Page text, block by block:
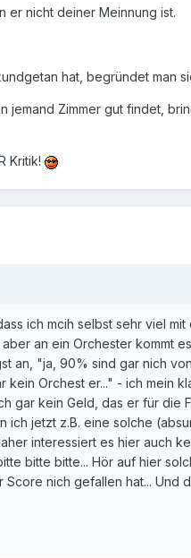
er nicht deiner Meinnung ist.
hat, begründet man
Zimmer gut findet,
Kritik!
ich mcih selbst sehr viel
an ein Orchester kommt
an, "ja, 90% sind gar nich
kein Orchest er..." - ich mein
gar kein Geld, das er für die
ich jetzt z.B. eine solche
interessiert es hier auch
bitte bitte... Hör auf hier
nich gefallen hat... Und